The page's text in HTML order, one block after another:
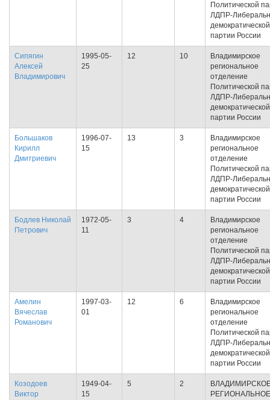
Политической
ЛДПР-
демократической
партии России
Сипягин
Алексей
Владимирович
1995-05-
25
12 10
Владимирское
региональное
отделение
Политической
ЛДПР-
демократической
партии России
Большаков
Кирилл
Дмитриевич
1996-07-
15
13 3
Владимирское
региональное
отделение
Политической
ЛДПР-
демократической
партии России
Бодлев Николай
Петрович
1972-05-
11
3 4
Владимирское
региональное
отделение
Политической
ЛДПР-
демократической
партии России
Амелин
Вячеслав
Романович
1997-03-
01
12 6
Владимирское
региональное
отделение
Политической
ЛДПР-
демократической
партии России
Козодоев
Виктор
1949-04-
15
5 2
РЕГИОНАЛЬНОЕ